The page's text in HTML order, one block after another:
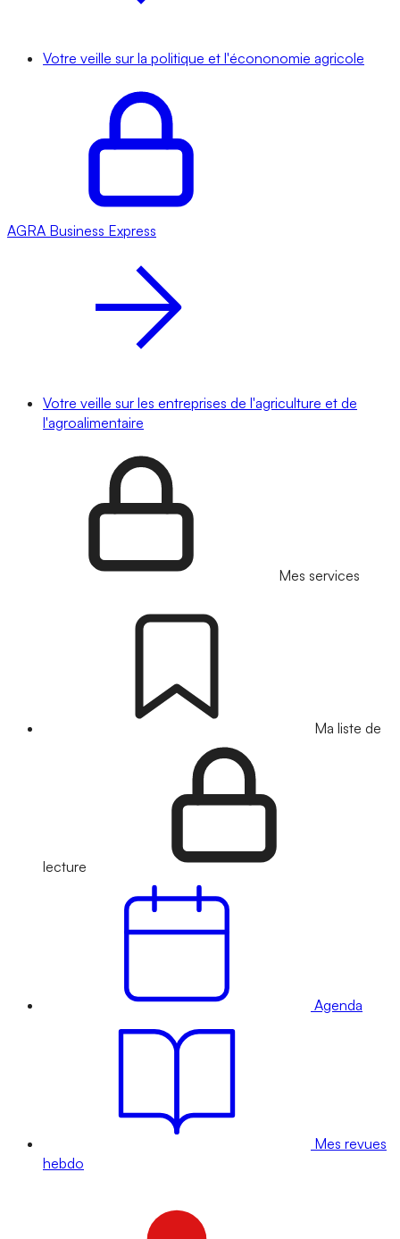
Votre veille sur la politique et l'écononomie agricole
AGRA Business Express
Votre veille sur les entreprises de l'agriculture et de
l'agroalimentaire
Mes services
Ma liste de
lecture
Agenda
Mes revues
hebdo